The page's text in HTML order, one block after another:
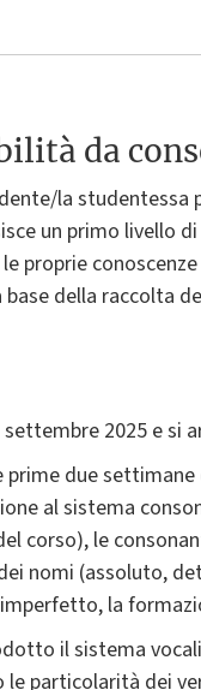
da
la
un primo livello
proprie
della raccolta
2025 e si
prime due
al sistema
corso), le
nomi (assoluto,
la
il sistema
particolarità dei